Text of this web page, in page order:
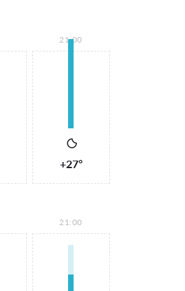
21:00
+27°
21:00